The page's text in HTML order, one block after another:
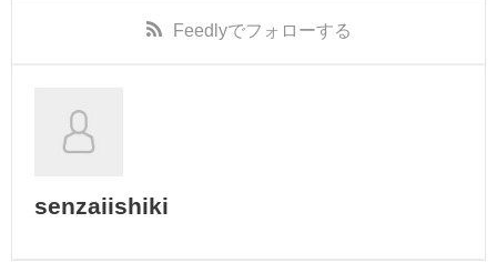
Feedlyでフォローする
senzaiishiki